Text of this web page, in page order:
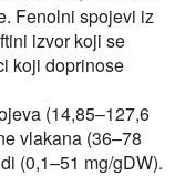
Fenolni spojevi iz
izvor koji se
koji doprinose
(14,85–127,6
vlakana (36–78
(0,1–51 mg/gDW).